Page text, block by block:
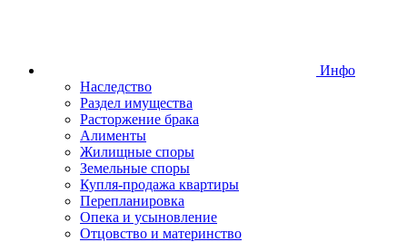
Инфо
Наследство
Раздел имущества
Расторжение брака
Алименты
Жилищные споры
Земельные споры
Купля-продажа квартиры
Перепланировка
Опека и усыновление
Отцовство и материнство